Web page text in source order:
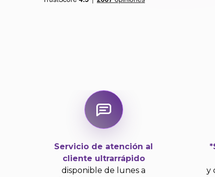
Servicio de atención al
cliente ultrarrápido
disponible de lunes a
y